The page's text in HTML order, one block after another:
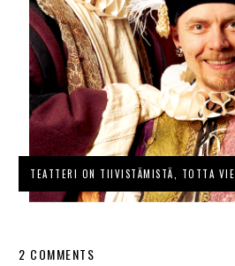
TEATTERI ON TIIVISTÄMISTÄ, TOTTA VIE
2 COMMENTS